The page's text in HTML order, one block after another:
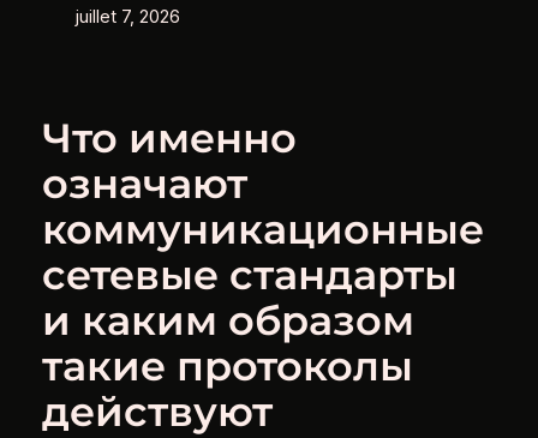
juillet 7, 2026
Что именно
означают
коммуникационные
сетевые стандарты
и каким образом
такие протоколы
действуют